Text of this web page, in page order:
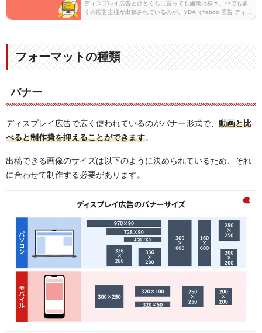
ディスプレイ広告とひとくちに言っても施策は様々。中でも多
くの広告主様が出稿されているのが、YDA（Yahoo!広告 ディス
プレイ広告）と、GDN（Googleディスプレイネットワーク）で
フォーマットの種類
バナー
ディスプレイ広告で広く使われているのがバナー形式で、 動画と比
べると制作費を抑えることができます。
出稿できる画像のサイズは以下のように決められているため、それ
に合わせて制作する必要があります。